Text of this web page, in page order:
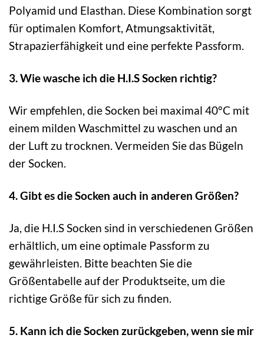
Polyamid und Elasthan. Diese Kombination sorgt
für optimalen Komfort, Atmungsaktivität,
Strapazierfähigkeit und eine perfekte Passform.
3. Wie wasche ich die H.I.S Socken richtig?
Wir empfehlen, die Socken bei maximal 40°C mit
einem milden Waschmittel zu waschen und an
der Luft zu trocknen. Vermeiden Sie das Bügeln
der Socken.
4. Gibt es die Socken auch in anderen Größen?
Ja, die H.I.S Socken sind in verschiedenen Größen
erhältlich, um eine optimale Passform zu
gewährleisten. Bitte beachten Sie die
Größentabelle auf der Produktseite, um die
richtige Größe für sich zu finden.
5. Kann ich die Socken zurückgeben, wenn sie mir